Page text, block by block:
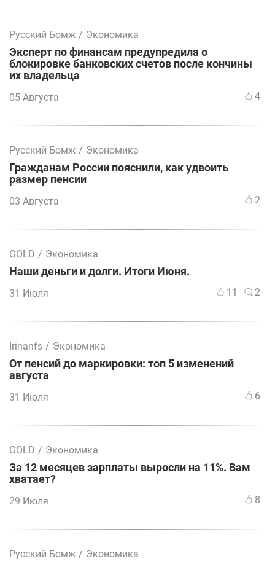
Русский Бомж / Экономика
Эксперт по финансам предупредила о
блокировке банковских счетов после кончины
их владельца
05 Августа 4
Русский Бомж / Экономика
Гражданам России пояснили, как удвоить
размер пенсии
03 Августа 2
GOLD / Экономика
Наши деньги и долги. Итоги Июня.
31 Июля 11 2
Irinanfs / Экономика
От пенсий до маркировки: топ 5 изменений
августа
31 Июля 6
GOLD / Экономика
За 12 месяцев зарплаты выросли на 11%. Вам
хватает?
29 Июля 8
Русский Бомж / Экономика